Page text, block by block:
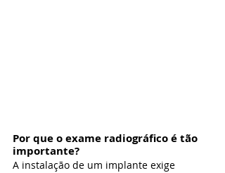
Por que o exame radiográfico é tão
importante?
A instalação de um implante exige